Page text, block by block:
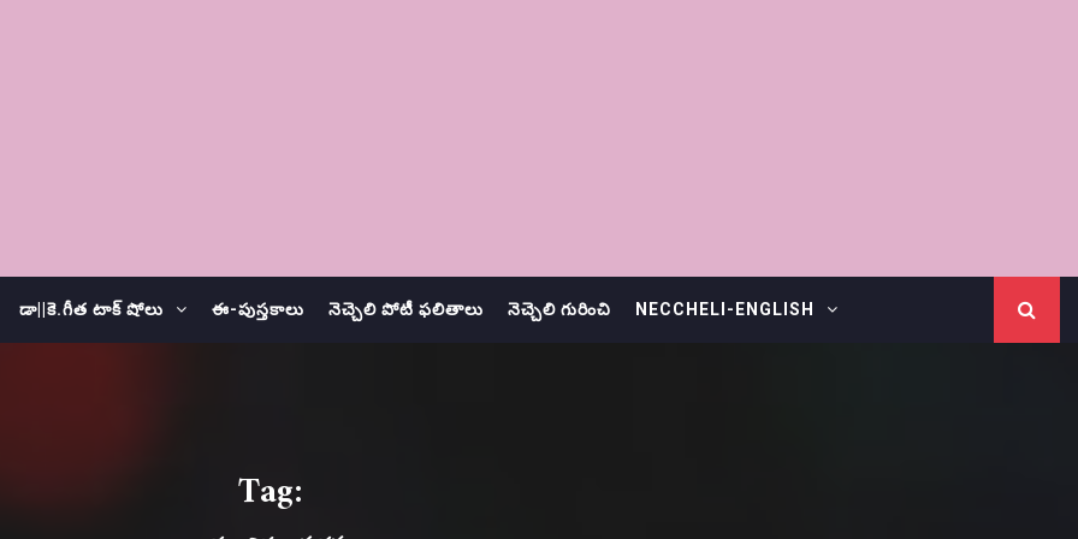
డా||కె.గీత టాక్ షోలు ఈ-పుస్తకాలు నెచ్చెలి పోటీ ఫలితాలు నెచ్చెలి గురించి NECCHELI-ENGLISH
Tag: